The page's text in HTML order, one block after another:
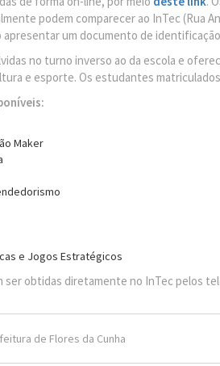
podem comparecer ao InTec (Rua
apresentar um documento de
no turno inverso ao da escola e
e esporte. Os estudantes
Maker
e Jogos Estratégicos
obtidas diretamente no InTec pelos
de Flores da Cunha